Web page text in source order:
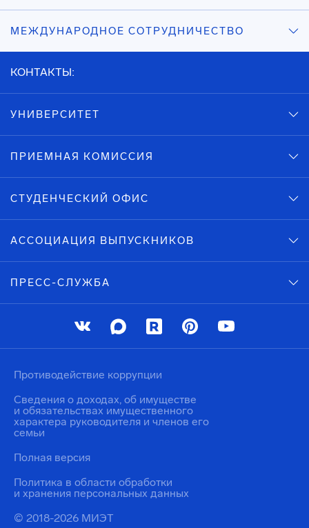
МЕЖДУНАРОДНОЕ СОТРУДНИЧЕСТВО
КОНТАКТЫ:
УНИВЕРСИТЕТ
ПРИЕМНАЯ КОМИССИЯ
СТУДЕНЧЕСКИЙ ОФИС
АССОЦИАЦИЯ ВЫПУСКНИКОВ
ПРЕСС-СЛУЖБА
© 2018-2026 МИЭТ
Политика в области обработки
и хранения персональных данных
Противодействие коррупции
Сведения о доходах, об имуществе
и обязательствах имущественного
характера руководителя и членов его
семьи
Полная версия